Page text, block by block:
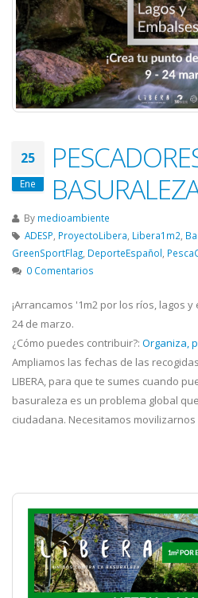
25
Ene
By medioambiente
ADESP ProyectoLibera Libera1m2
GreenSportFlag DeporteEspañol
0 Comentarios
¡Arrancamos '1m2 por los ríos, lagos
24 de marzo.
¿Cómo puedes contribuir?: Organiza,
Ampliamos las fechas de las
LIBERA, para que te sumes cuando
basuraleza es un problema global
ciudadana. Necesitamos